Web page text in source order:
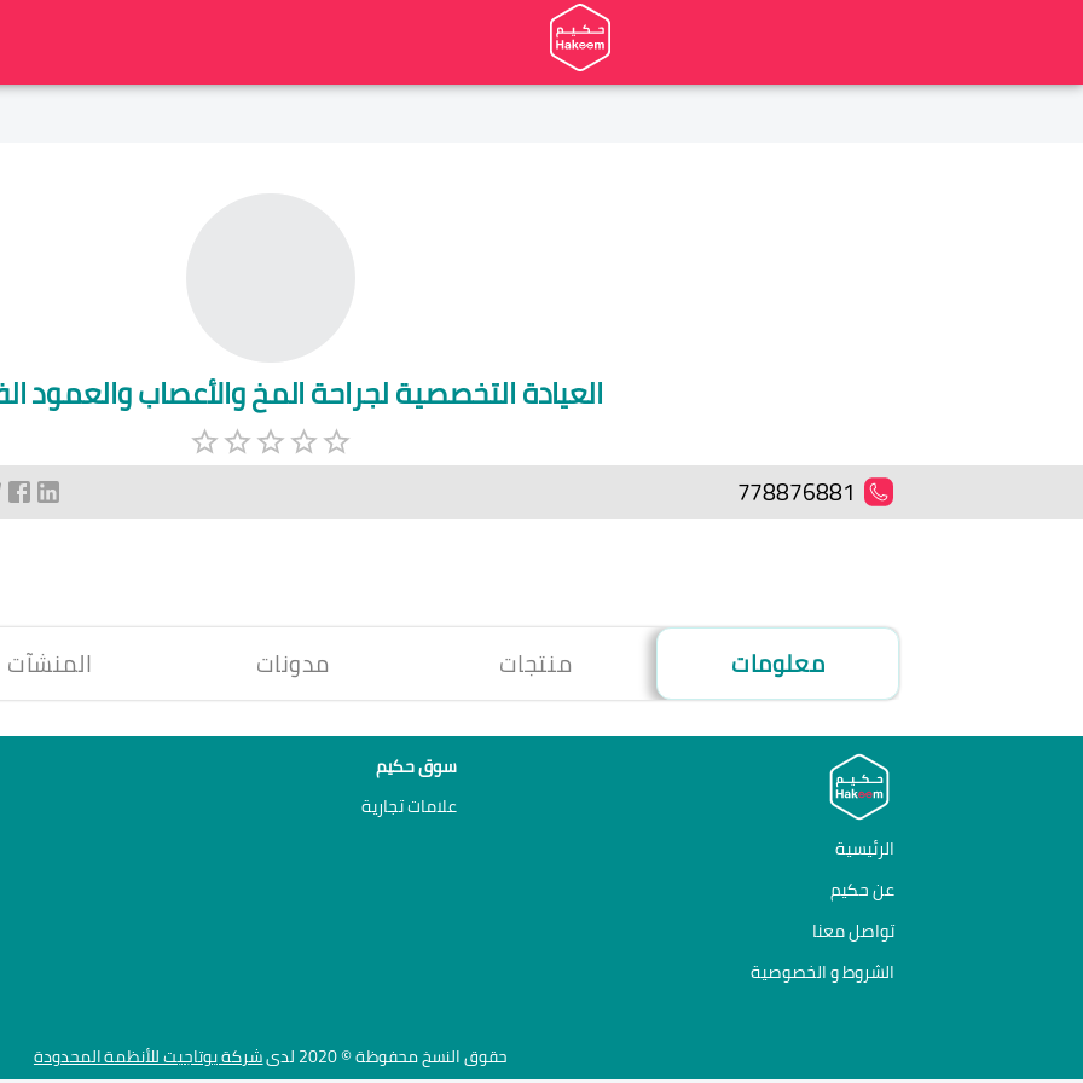
العيادة التخصصية لجراحة المخ والأعصاب والعمود
778876881
معلومات منتجات مدونات المنشآت
الرئيسية
عن حكيم
تواصل معنا
الشروط و الخصوصية
سوق حكيم
علامات تجارية
حقوق النسخ محفوظة © 2020 لدى شركة يوتاجيت للأنظمة المحدودة